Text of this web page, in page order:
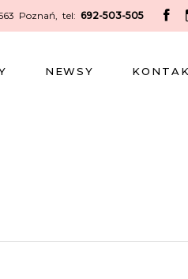
Poznań, tel: 692-503-505
NEWSY